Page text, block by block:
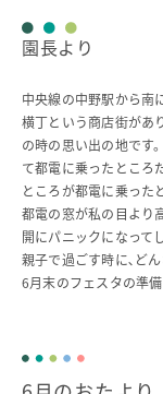
園長より
中央線の中野駅から南
横丁という商店街があ
の時の思い出の地です
て都電に乗ったところ
ところが都電に乗った
都電の窓が私の目より
開にパニックになって
親子で過ごす時に､ど
6月末のフェスタの準